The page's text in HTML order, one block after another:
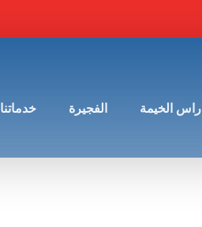
راس الخيمة الفجيرة خدماتنا